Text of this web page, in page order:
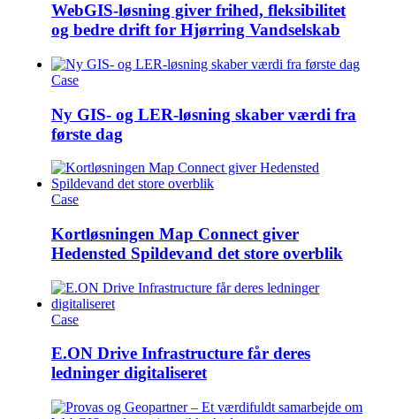
WebGIS-løsning giver frihed, fleksibilitet
og bedre drift for Hjørring Vandselskab
Case
Ny GIS- og LER-løsning skaber værdi fra
første dag
Case
Kortløsningen Map Connect giver
Hedensted Spildevand det store overblik
Case
E.ON Drive Infrastructure får deres
ledninger digitaliseret